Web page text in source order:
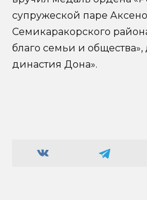
супружеской паре
Семикаракорского
благо семьи и
династия Дона».